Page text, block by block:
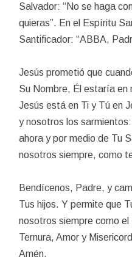
Salvador: “No se haga
quieras”. En el Espíritu
Santificador: “ABBA,
Jesús prometió que
Su Nombre, Él estaría en
Jesús está en Ti y Tú en
y nosotros los
ahora y por medio de Tu
nosotros siempre, como
Bendícenos, Padre, y
Tus hijos. Y permite que
nosotros siempre como
Ternura, Amor y
Amén.